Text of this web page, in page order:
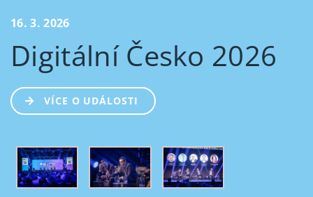
16. 3. 2026
Digitální Česko 2026
VÍCE O UDÁLOSTI